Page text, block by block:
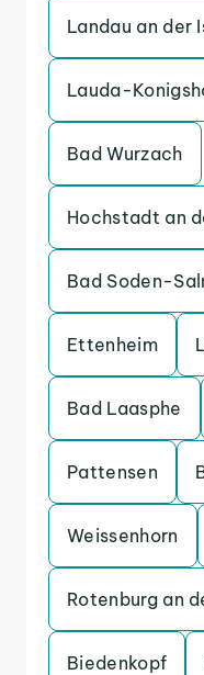
Landau an der
Lauda-
Bad Wurzach
Hochstadt an
Bad Soden-
Ettenheim
Bad Laasphe
Pattensen
Weissenhorn
Rotenburg an
Biedenkopf